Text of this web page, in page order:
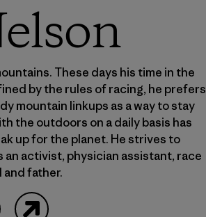
These days his time in the
by the rules of racing, he prefers
mountain linkups as a way to stay
the outdoors on a daily basis has
up for the planet. He strives to
an activist, physician assistant, race
father.